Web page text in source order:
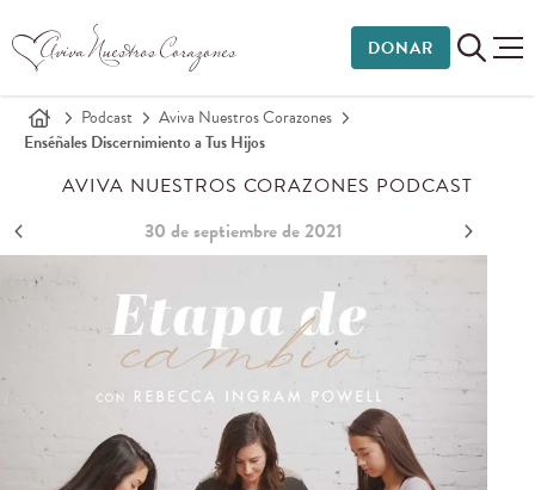
DONAR
Podcast
Aviva Nuestros Corazones
Enséñales Discernimiento a Tus Hijos
AVIVA NUESTROS CORAZONES PODCAST
30 de septiembre de 2021